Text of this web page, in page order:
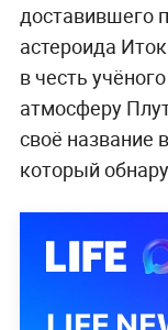
доставившего
астероида
в честь
атмосферу
своё название
который